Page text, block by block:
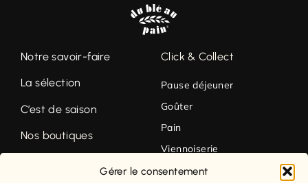
Gérer le consentement
Notre savoir-faire
La sélection
C’est de saison
Nos boutiques
Click & Collect
Pause déjeuner
Goûter
Pain
Viennoiserie
Pâtisserie